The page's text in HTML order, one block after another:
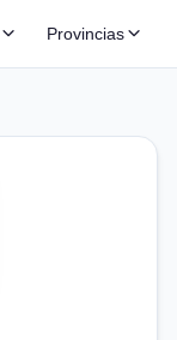
Provincias